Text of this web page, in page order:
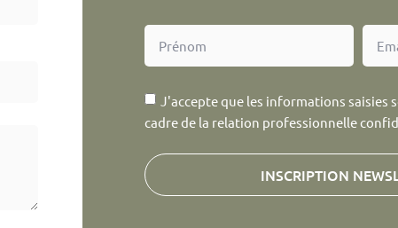
J'accepte que les informations saisies
cadre de la relation professionnelle
INSCRIPTION